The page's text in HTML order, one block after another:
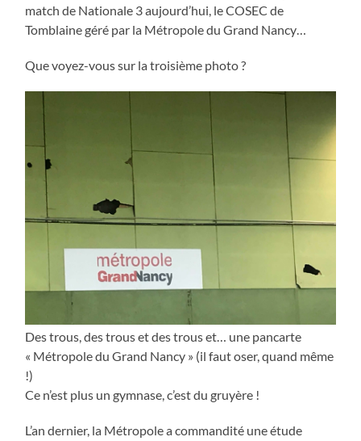
match de Nationale 3 aujourd’hui, le COSEC de
Tomblaine géré par la Métropole du Grand Nancy…
Que voyez-vous sur la troisième photo ?
Des trous, des trous et des trous et… une pancarte
« Métropole du Grand Nancy » (il faut oser, quand même
!)
Ce n’est plus un gymnase, c’est du gruyère !
L’an dernier, la Métropole a commandité une étude